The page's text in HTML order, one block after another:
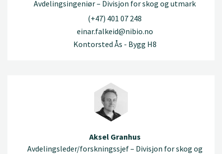
Avdelingsingeniør – Divisjon for skog og utmark
(+47) 401 07 248
einar.falkeid@nibio.no
Kontorsted Ås - Bygg H8
Aksel Granhus
Avdelingsleder/forskningssjef – Divisjon for skog og